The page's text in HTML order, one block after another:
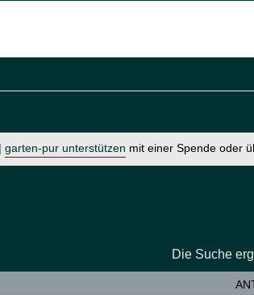
garten-pur unterstützen mit einer Spende oder
Die Suche